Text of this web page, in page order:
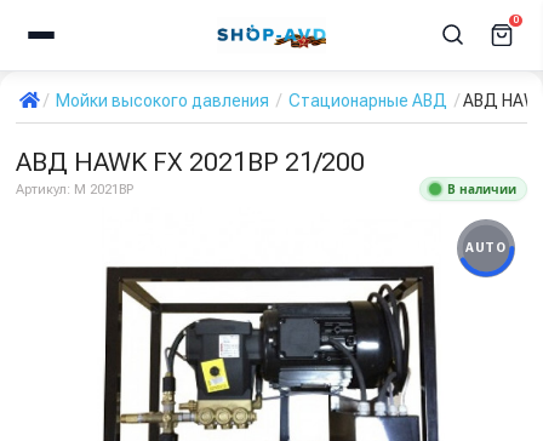
0
Мойки высокого давления Стационарные АВД АВД
АВД HAWK FX 2021BP 21/200
Артикул: M 2021BP В наличии
AUTO